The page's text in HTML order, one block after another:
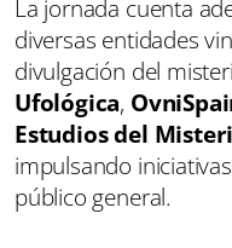
La jornada cuenta
diversas entidades
divulgación del
Ufológica,
Estudios del
impulsando
público general.